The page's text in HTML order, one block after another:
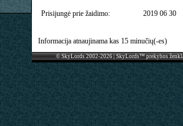
Prisijungė prie žaidimo: 2019 06 30
Informacija atnaujinama kas 15 minučių(-es)
© SkyLords 2002-2026 | SkyLords™ prekybos